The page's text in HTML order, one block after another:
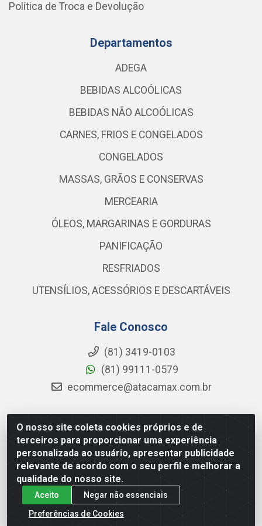
O nosso site coleta cookies próprios e de
terceiros para proporcionar uma experiência
personalizada ao usuário, apresentar publicidade
relevante de acordo com o seu perfil e melhorar a
qualidade do nosso site.
Aceito
Negar não essenciais
Preferências de Cookies
Política de Troca e Devolução
Departamentos
ADEGA
BEBIDAS ALCOÓLICAS
BEBIDAS NÃO ALCOÓLICAS
CARNES, FRIOS E CONGELADOS
CONGELADOS
MASSAS, GRÃOS E CONSERVAS
MERCEARIA
ÓLEOS, MARGARINAS E GORDURAS
PANIFICAÇÃO
RESFRIADOS
UTENSÍLIOS, ACESSÓRIOS E DESCARTÁVEIS
Fale Conosco
(81) 3419-0103
(81) 99111-0579
ecommerce@atacamax.com.br
Atacamax Importadora de Alimentos LTDA - RODOVIA BR-
101 - SUL, KM 79,60 GP E GALPAO:D - Muribeca, Jaboatão dos
Guararapes - PE, 54355-010 - CNPJ 08.305.623/0001-84